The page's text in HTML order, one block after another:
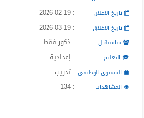
تاريخ الاعلان : 2026-02-19
تاريخ الاغلاق : 2026-03-19
مناسبة ل : ذكور فقط
التعليم : إعدادية
المستوى الوظيفى : تدريب
المشاهدات : 134